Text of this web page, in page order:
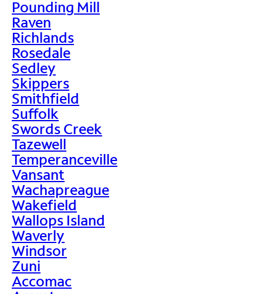
Pounding Mill
Raven
Richlands
Rosedale
Sedley
Skippers
Smithfield
Suffolk
Swords Creek
Tazewell
Temperanceville
Vansant
Wachapreague
Wakefield
Wallops Island
Waverly
Windsor
Zuni
Accomac